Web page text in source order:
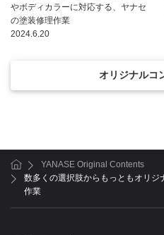
やボディカラーに対応する、ヤナセ
の塗装修理作業
2024.6.20
オリジナルコ
ホームYANASE Original Contents
数多くの選択肢からもっともオリ
作業